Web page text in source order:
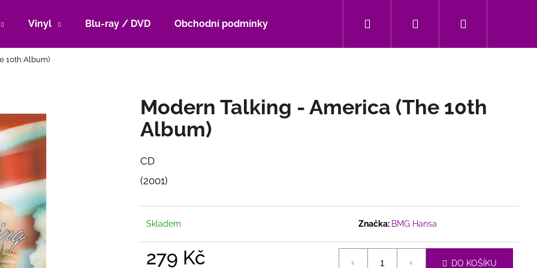
Vinyl Blu-ray / DVD Obchodní podmínky Přihlášení
10th Album)
Modern Talking - America (The 10th
Album)
CD
(2001)
Skladem Značka: BMG Hansa
279 Kč DO KOŠÍKU
Co potřebujete najít?
HLEDAT